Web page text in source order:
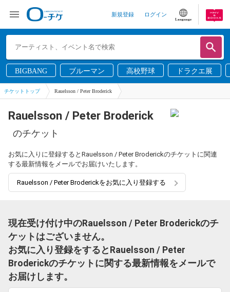
新規登録 ログイン
Language
BIGBANG ブルーマン 高校野球 ドラクエ展
チケットトップ Rauelsson / Peter Broderick
Rauelsson / Peter Broderick
のチケット
お気に入りに登録するとRauelsson / Peter Broderickのチケットに関連
する最新情報をメールでお届けいたします。
Rauelsson / Peter Broderickをお気に入り登録する
現在受け付け中のRauelsson / Peter Broderickのチ
ケットはございません。
お気に入り登録をするとRauelsson / Peter
Broderickのチケットに関する最新情報をメールで
お届けします。